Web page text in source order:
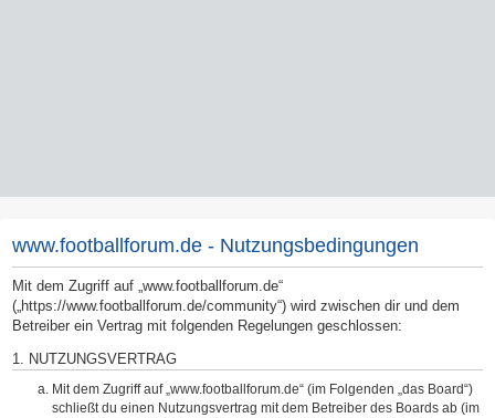
www.footballforum.de - Nutzungsbedingungen
Mit dem Zugriff auf „www.footballforum.de“
(„https://www.footballforum.de/community“) wird zwischen dir und dem
Betreiber ein Vertrag mit folgenden Regelungen geschlossen:
1. NUTZUNGSVERTRAG
Mit dem Zugriff auf „www.footballforum.de“ (im Folgenden „das Board“)
schließt du einen Nutzungsvertrag mit dem Betreiber des Boards ab (im